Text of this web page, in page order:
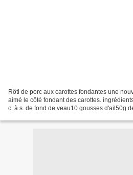
Rôti de porc aux carottes fondantes une
aimé le côté fondant des carottes.
c. à s. de fond de veau10 gousses d'ail50g